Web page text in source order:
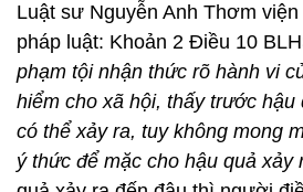
Luật sư Nguyễn Anh Thơm
pháp luật: Khoản 2 Điều 10
phạm tội nhận thức rõ hành vi
hiểm cho xã hội, thấy trước hậu
có thể xảy ra, tuy không mong
ý thức để mặc cho hậu quả xảy